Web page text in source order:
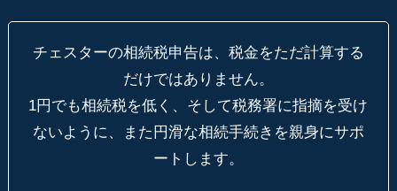
チェスターの相続税申告は、税金をただ計算する
だけではありません。
1円でも相続税を低く、そして税務署に指摘を受け
ないように、
また円滑な相続手続きを親身にサポ
ートします。